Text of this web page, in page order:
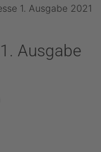
1. Ausgabe 2021
Ausgabe